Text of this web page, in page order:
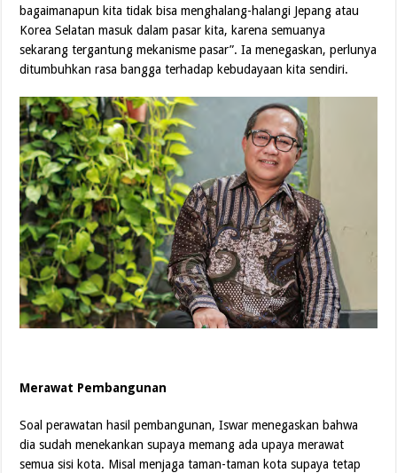
bagaimanapun kita tidak bisa menghalang-halangi Jepang atau
Korea Selatan masuk dalam pasar kita, karena semuanya
sekarang tergantung mekanisme pasar”. Ia menegaskan, perlunya
ditumbuhkan rasa bangga terhadap kebudayaan kita sendiri.
Merawat Pembangunan
Soal perawatan hasil pembangunan, Iswar menegaskan bahwa
dia sudah menekankan supaya memang ada upaya merawat
semua sisi kota. Misal menjaga taman-taman kota supaya tetap